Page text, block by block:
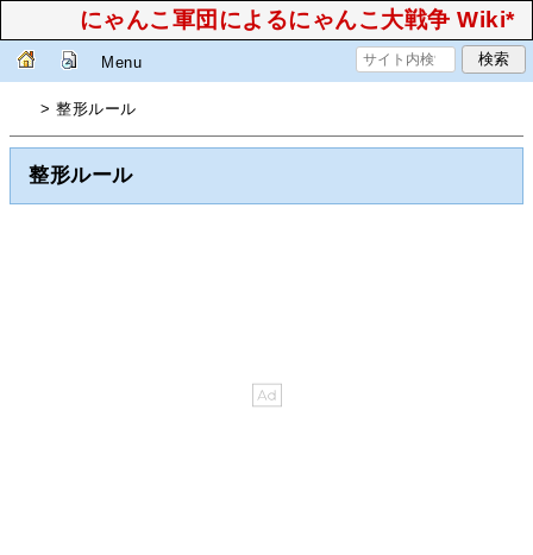
にゃんこ軍団によるにゃんこ大戦争 Wiki*
Menu
> 整形ルール
整形ルール